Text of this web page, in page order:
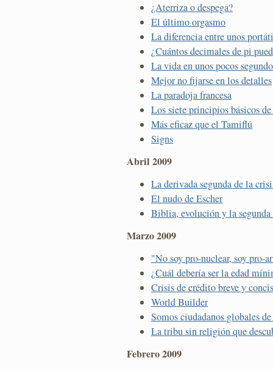
¿Aterriza o despega?
El último orgasmo
La diferencia entre unos
¿Cuántos decimales de pi
La vida en unos pocos
Mejor no fijarse en los detalles
La paradoja francesa
Los siete principios básicos
Más eficaz que el Tamiflú
Signs
Abril 2009
La derivada segunda de la
El nudo de Escher
Biblia, evolución y la
Marzo 2009
"No soy pro-nuclear, soy pro-
¿Cuál debería ser la edad
Crisis de crédito breve y
World Builder
Somos ciudadanos globales
La tribu sin religión que
Febrero 2009